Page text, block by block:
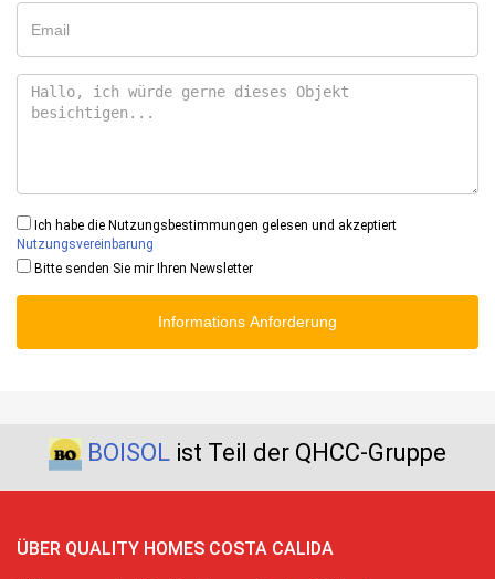
Ich habe die Nutzungsbestimmungen gelesen und akzeptiert
Nutzungsvereinbarung
Bitte senden Sie mir Ihren Newsletter
Informations Anforderung
BOISOL ist Teil der QHCC-Gruppe
ÜBER QUALITY HOMES COSTA CALIDA